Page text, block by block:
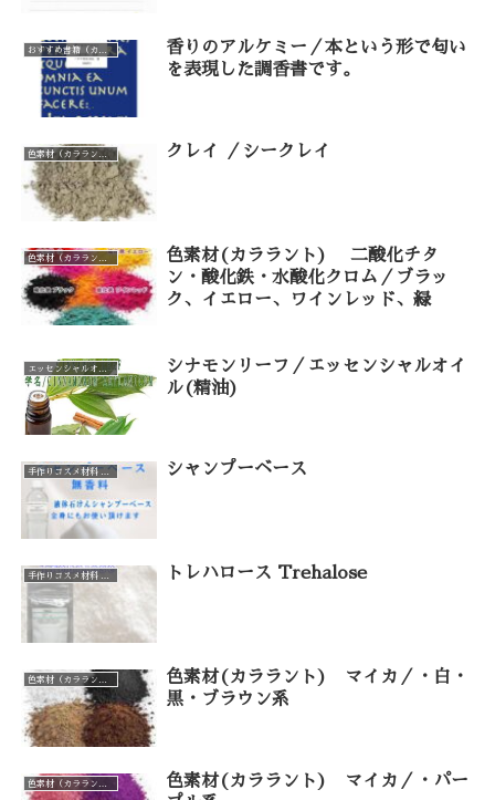
香りのアルケミー／本という形で匂い
を表現した調香書です。
クレイ ／シークレイ
色素材(カララント) 二酸化チタ
ン・酸化鉄・水酸化クロム／ブラッ
ク、イエロー、ワインレッド、緑
シナモンリーフ／エッセンシャルオイ
ル(精油)
手作りコスメ材料 手作り石けん材料（カテゴリー一覧） シャンプーベース
トレハロース Trehalose
色素材(カララント) マイカ／・白・
黒・ブラウン系
色素材(カララント) マイカ／・パー